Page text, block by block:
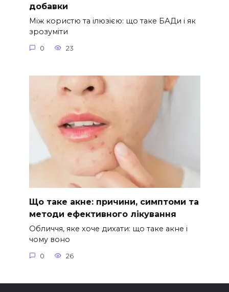
добавки
Між користю та ілюзією: що таке БАДи і як
зрозуміти
0 23
Що таке акне: причини, симптоми та
методи ефективного лікування
Обличчя, яке хоче дихати: що таке акне і
чому воно
0 26